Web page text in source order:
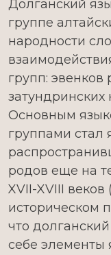
Долганский
группе
народности
групп: эвенков
затундринских
Основным
группами стал
родов еще на
XVII-XVIII
историческом
что
себе элементы